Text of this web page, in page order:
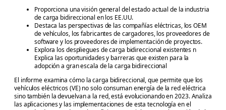
Proporciona una visión general del estado actual de la industria
de carga bidireccional en los EE.UU.
Destaca las perspectivas de las compañías eléctricas, los OEM
de vehículos, los fabricantes de cargadores, los proveedores de
software y los proveedores de implementación de proyectos.
Explora los despliegues de carga bidireccional existentes n
Explica las oportunidades y barreras que existen para la
adopción a gran escala de la carga bidireccional
El informe examina cómo la carga bidireccional, que permite que los
vehículos eléctricos (VE) no solo consuman energía de la red eléctrica
sino también la devuelvan a la red, está evolucionando en 2023. Analiza
las aplicaciones y las implementaciones de esta tecnología en el